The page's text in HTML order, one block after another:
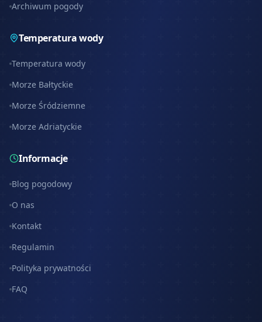
Archiwum pogody
Temperatura wody
Temperatura wody
Morze Bałtyckie
Morze Śródziemne
Morze Adriatyckie
Informacje
Blog pogodowy
O nas
Kontakt
Regulamin
Polityka prywatności
FAQ